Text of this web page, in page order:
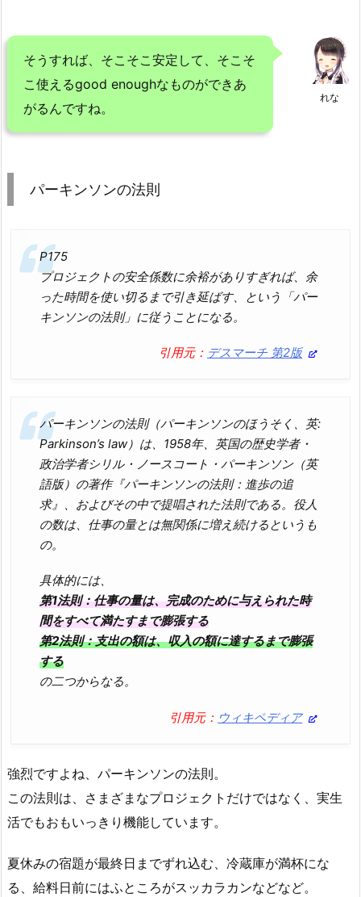
れな
そうすれば、そこそこ安定して、そこそ
こ使えるgood enoughなものができあ
がるんですね。
パーキンソンの法則
P175
プロジェクトの安全係数に余裕がありすぎれば、余
った時間を使い切るまで引き延ばす、という「パー
キンソンの法則」に従うことになる。
引用元： デスマーチ 第2版
パーキンソンの法則（パーキンソンのほうそく、英:
Parkinson’s law）は、1958年、英国の歴史学者・
政治学者シリル・ノースコート・パーキンソン（英
語版）の著作『パーキンソンの法則：進歩の追
求』、およびその中で提唱された法則である。役人
の数は、仕事の量とは無関係に増え続けるというも
の。
具体的には、
第1法則：仕事の量は、完成のために与えられた時
間をすべて満たすまで膨張する
第2法則：支出の額は、収入の額に達するまで膨張
する
の二つからなる。
引用元： ウィキペディア
強烈ですよね、パーキンソンの法則。
この法則は、さまざまなプロジェクトだけではなく、実生
活でもおもいっきり機能しています。
夏休みの宿題が最終日までずれ込む、冷蔵庫が満杯にな
る、給料日前にはふところがスッカラカンなどなど。